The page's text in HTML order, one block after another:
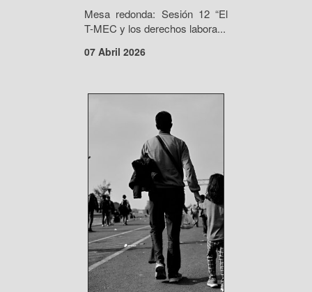
Mesa redonda: Sesión 12 “El
T-MEC y los derechos labora...
07 Abril 2026